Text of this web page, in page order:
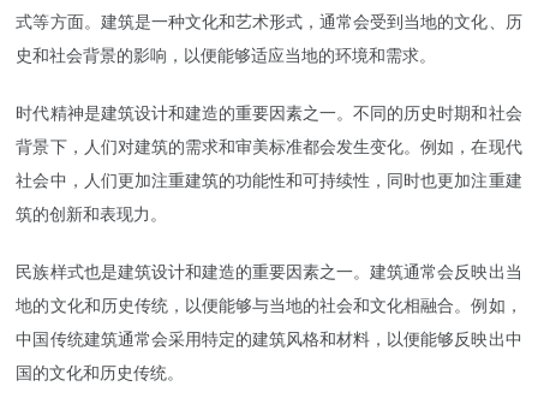
式等方面。建筑是一种文化和艺术形式，通常会受到当地的文化、历
史和社会背景的影响，以便能够适应当地的环境和需求。
时代精神是建筑设计和建造的重要因素之一。不同的历史时期和社会
背景下，人们对建筑的需求和审美标准都会发生变化。例如，在现代
社会中，人们更加注重建筑的功能性和可持续性，同时也更加注重建
筑的创新和表现力。
民族样式也是建筑设计和建造的重要因素之一。建筑通常会反映出当
地的文化和历史传统，以便能够与当地的社会和文化相融合。例如，
中国传统建筑通常会采用特定的建筑风格和材料，以便能够反映出中
国的文化和历史传统。